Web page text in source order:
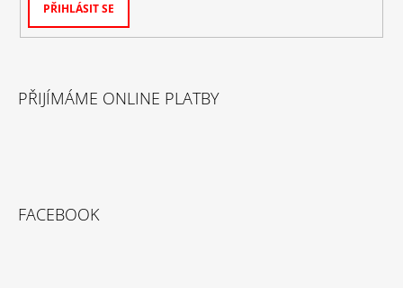
PŘIHLÁSIT SE
PŘIJÍMÁME ONLINE PLATBY
FACEBOOK